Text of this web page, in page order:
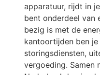
apparatuur, rijdt in
bent onderdeel van
bezig is met de
kantoortijden ben
storingsdiensten,
vergoeding. Samen